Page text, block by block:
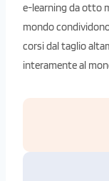
e-learning da otto
mondo
corsi dal taglio
interamente al